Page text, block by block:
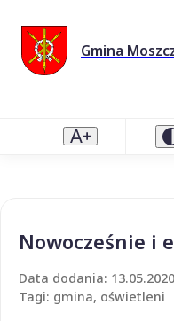
Gmina
Nowocześnie i
Data dodania:
Tagi: gmina, oświetleni